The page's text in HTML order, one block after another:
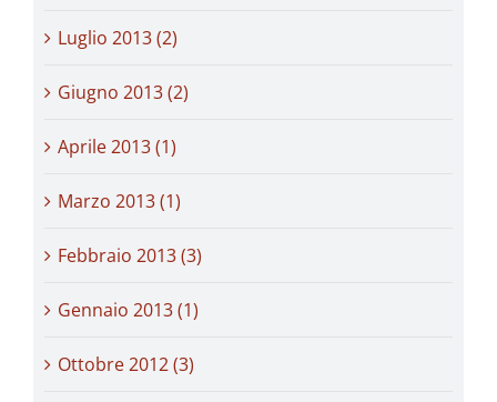
Luglio 2013 (2)
Giugno 2013 (2)
Aprile 2013 (1)
Marzo 2013 (1)
Febbraio 2013 (3)
Gennaio 2013 (1)
Ottobre 2012 (3)